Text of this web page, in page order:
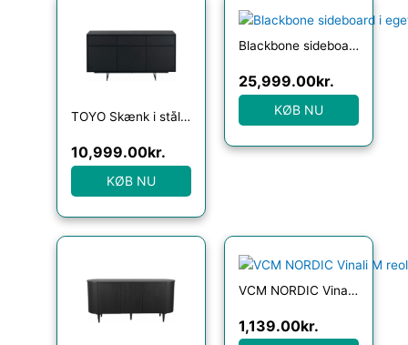
TOYO Skænk i stål, MDF og egetræsfinér H82 x B155 cm – Sort
10,999.00kr.
KØB NU
Blackbone sideboard i egetræ og stål B225 cm – Børstet sort/Antik messing
25,999.00kr.
KØB NU
VCM NORDIC Vinali M reol, m. 4 hylder – brun melamin og sort jern
1,139.00kr.